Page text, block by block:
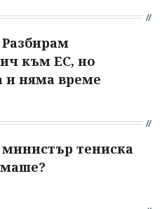
към ЕС, но
и няма време
тениска